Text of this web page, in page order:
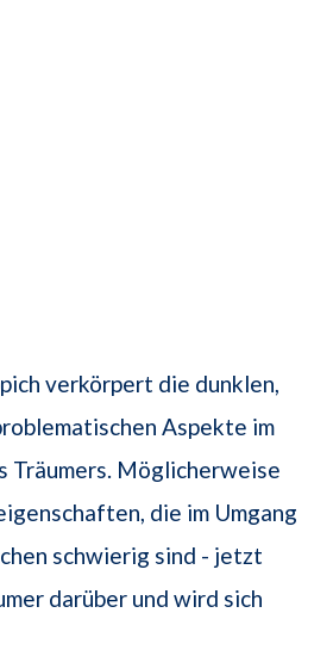
verkörpert die dunklen,
Aspekte im
Träumers. Möglicherweise
die im Umgang
schwierig sind - jetzt
darüber und wird sich